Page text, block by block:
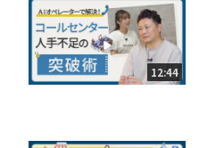
12:44